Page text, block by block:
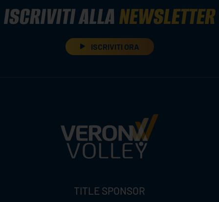
ISCRIVITI ALLANEWSLETTER
ISCRIVITI ORA
TITLE SPONSOR